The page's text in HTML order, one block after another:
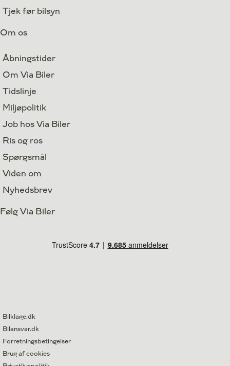
Tjek før bilsyn
Om os
Åbningstider
Om Via Biler
Tidslinje
Miljøpolitik
Job hos Via Biler
Ris og ros
Spørgsmål
Viden om
Nyhedsbrev
Følg Via Biler
Bilklage.dk
Bilansvar.dk
Forretningsbetingelser
Brug af cookies